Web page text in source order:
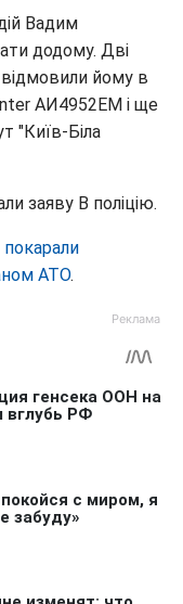
Вадим
додому. Дві
відмовили йому в
АИ4952ЕМ і ще
"Київ-Біла
заяву В поліцію.
покарали
АТО.